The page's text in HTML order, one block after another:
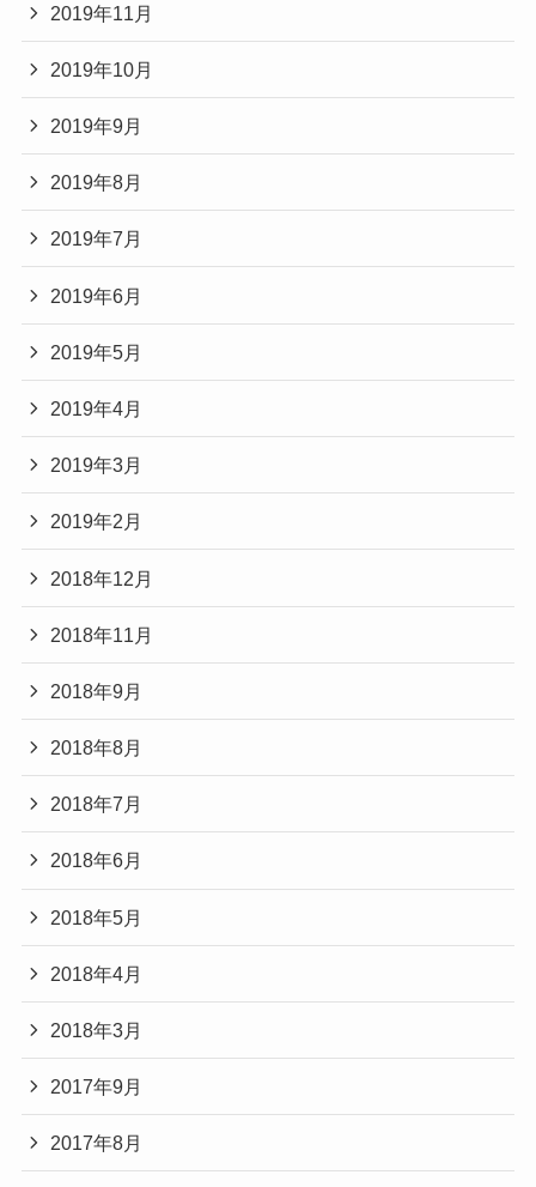
2019年11月
2019年10月
2019年9月
2019年8月
2019年7月
2019年6月
2019年5月
2019年4月
2019年3月
2019年2月
2018年12月
2018年11月
2018年9月
2018年8月
2018年7月
2018年6月
2018年5月
2018年4月
2018年3月
2017年9月
2017年8月